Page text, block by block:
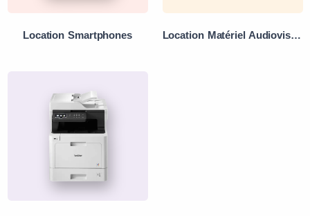
Location Smartphones Location Matériel Audiovisuel